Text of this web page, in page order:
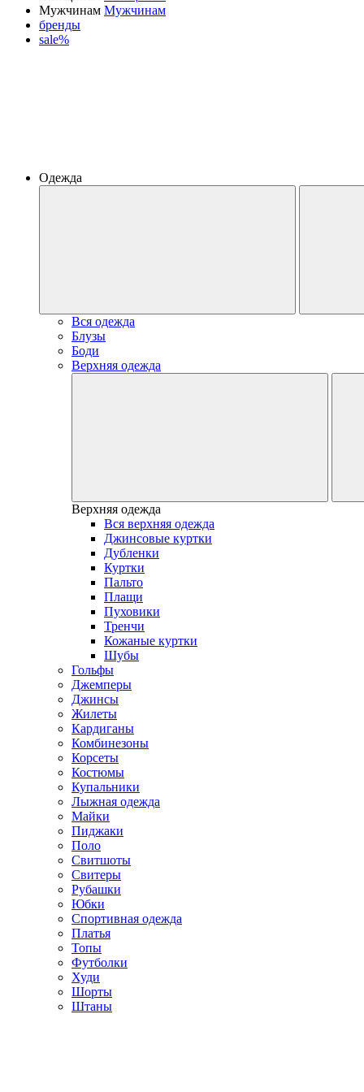
Мужчинам Мужчинам
бренды
sale%
Одежда
Вся одежда
Блузы
Боди
Верхняя одежда
Верхняя одежда
Вся верхняя одежда
Джинсовые куртки
Дубленки
Куртки
Пальто
Плащи
Пуховики
Тренчи
Кожаные куртки
Шубы
Гольфы
Джемперы
Джинсы
Жилеты
Кардиганы
Комбинезоны
Корсеты
Костюмы
Купальники
Лыжная одежда
Майки
Пиджаки
Поло
Свитшоты
Свитеры
Рубашки
Юбки
Спортивная одежда
Платья
Топы
Футболки
Худи
Шорты
Штаны